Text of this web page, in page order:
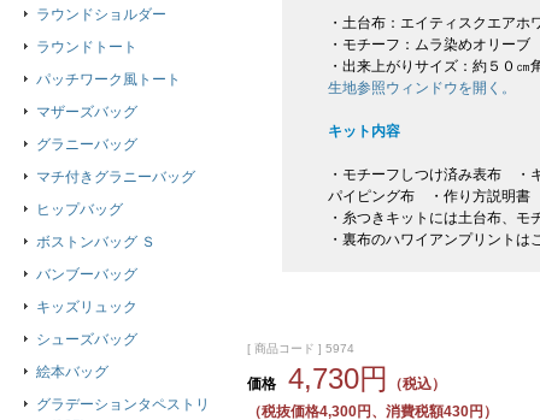
・土台布：エイティスクエアホ
・モチーフ：ムラ染めオリーブ
・出来上がりサイズ：約５０㎝
生地参照ウィンドウを開く。
キット内容
・モチーフしつけ済み表布
パイピング布 ・作り方説明書
・糸つきキットには土台布、
・裏布のハワイアンプリント
[ 商品コード ] 5974
価格 4,730円
（税込）
（税抜価格4,300円、消費税額430円）
ラウンドショルダー
ラウンドトート
パッチワーク風トート
マザーズバッグ
グラニーバッグ
マチ付きグラニーバッグ
ヒップバッグ
ボストンバッグ Ｓ
バンブーバッグ
キッズリュック
シューズバッグ
絵本バッグ
グラデーションタペストリ